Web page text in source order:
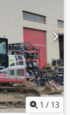
la venta ideal
y descarga
de cazos: a
brazo
rápido
1 / 13